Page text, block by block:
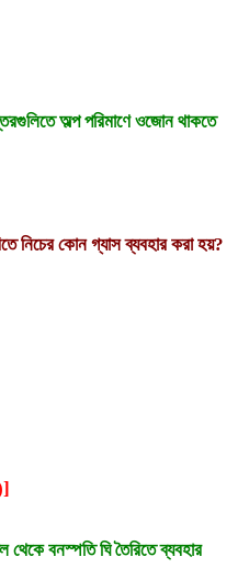
অল্প পরিমাণে ওজোন থাকতে
নিচের কোন গ্যাস ব্যবহার করা হয়?
বনস্পতি ঘি তৈরিতে ব্যবহার